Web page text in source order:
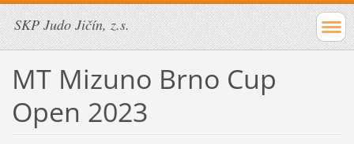
SKP Judo Jičín, z.s.
MT Mizuno Brno Cup
Open 2023